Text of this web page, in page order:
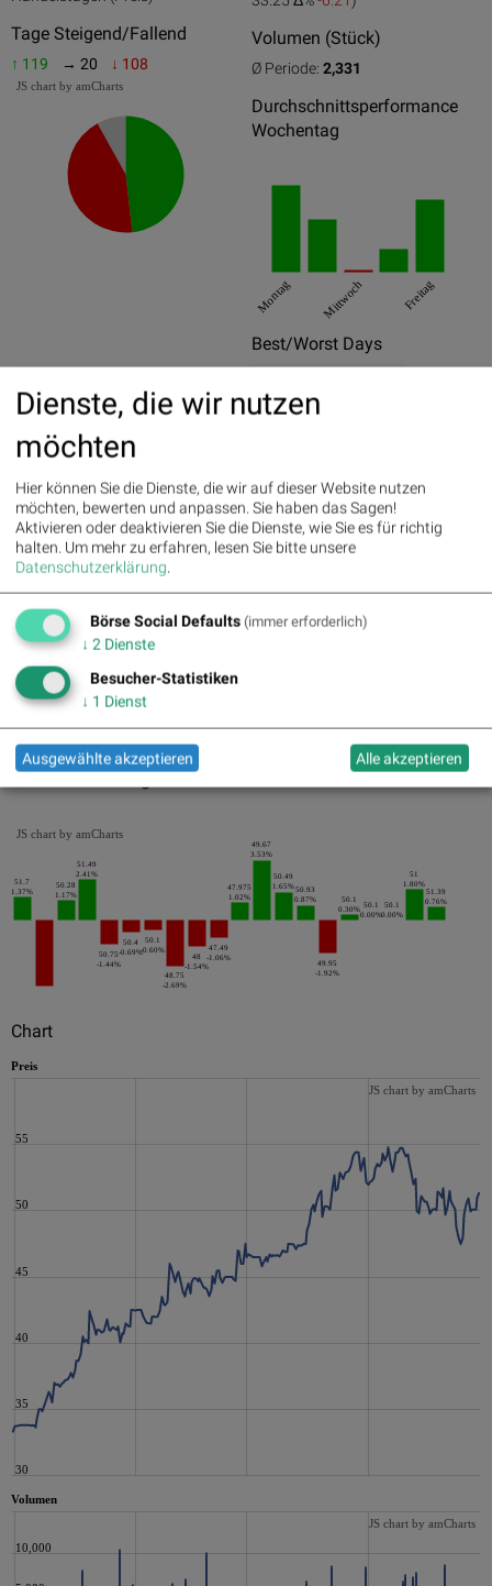
Tage Steigend/Fallend
↑ 119 → 20 ↓ 108
JS chart by amCharts
Volumen (Stück)
Ø Periode: 2,331
Durchschnittsperformance
Wochentag
Montag Mittwoch Freitag
Best/Worst Days
28.02.2017
09.11.2017 -4.58%
30.11.2017 -3.87%
Pics
Die letzten 20 Tage der Periode
51.7
1.37%
50.28
1.17%
51.49
2.41%
50.75
-1.44%
50.4
-0.69%
50.1
-0.60%
48.75
-2.69%
48
-1.54%
47.49
-1.06%
47.975
1.02%
49.67
3.53%
50.49
1.65%50.93
0.87%
49.95
-1.92%
50.1
0.30% 50.1
0.00%
50.1
0.00%
51
1.80%
51.39
0.76%
JS chart by amCharts
Chart
Preis
30
35
40
45
50
55
JS chart by amCharts
Volumen
10,000
JS chart by amCharts
Dienste, die wir nutzen
möchten
Hier können Sie die Dienste, die wir auf dieser Website nutzen
möchten, bewerten und anpassen. Sie haben das Sagen!
Aktivieren oder deaktivieren Sie die Dienste, wie Sie es für richtig
halten. Um mehr zu erfahren, lesen Sie bitte unsere
Datenschutzerklärung.
Börse Social Defaults (immer erforderlich)
↓ 2 Dienste
Besucher-Statistiken
↓ 1 Dienst
Ausgewählte akzeptieren Alle akzeptieren